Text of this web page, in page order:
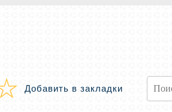
Добавить в закладки